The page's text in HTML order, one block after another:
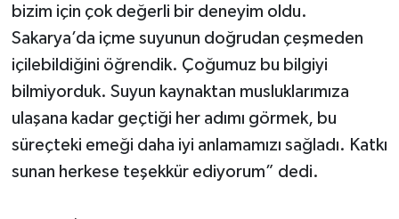
bizim için çok değerli bir deneyim oldu.
Sakarya’da içme suyunun doğrudan çeşmeden
içilebildiğini öğrendik. Çoğumuz bu bilgiyi
bilmiyorduk. Suyun kaynaktan musluklarımıza
ulaşana kadar geçtiği her adımı görmek, bu
süreçteki emeği daha iyi anlamamızı sağladı. Katkı
sunan herkese teşekkür ediyorum” dedi.